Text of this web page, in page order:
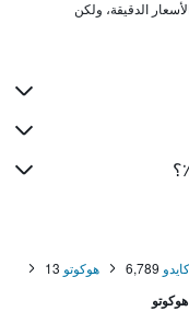
6,789 هوكوتو 13